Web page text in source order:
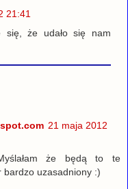
21:41
się, że udało się nam
21 maja 2012
że będą to te
bardzo uzasadniony :)